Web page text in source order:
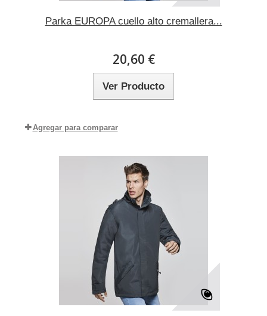
Parka EUROPA cuello alto cremallera...
20,60 €
Ver Producto
Agregar para comparar